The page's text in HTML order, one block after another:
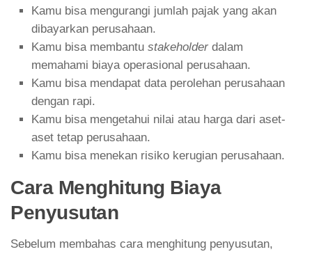
Kamu bisa mengurangi jumlah pajak yang akan
dibayarkan perusahaan.
Kamu bisa membantu stakeholder dalam
memahami biaya operasional perusahaan.
Kamu bisa mendapat data perolehan perusahaan
dengan rapi.
Kamu bisa mengetahui nilai atau harga dari aset-
aset tetap perusahaan.
Kamu bisa menekan risiko kerugian perusahaan.
Cara Menghitung Biaya
Penyusutan
Sebelum membahas cara menghitung penyusutan,